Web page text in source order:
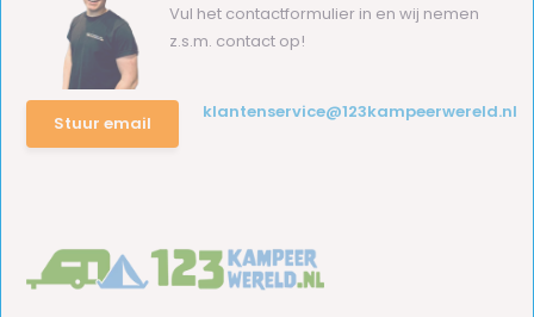
Vul het contactformulier in en wij nemen
z.s.m. contact op!
Stuur email
klantenservice@123kampeerwereld.nl